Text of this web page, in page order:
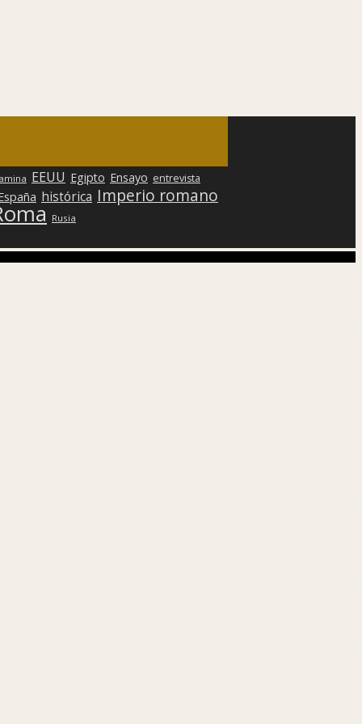
EEUU Egipto Ensayo entrevista
histórica Imperio romano
Rusia